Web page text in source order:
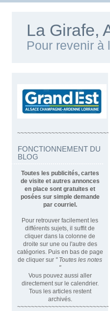
La Girafe,
Pour revenir à
FONCTIONNEMENT DU
BLOG
Toutes les publicités, cartes
de visite et autres annonces
en place sont gratuites et
posées sur simple demande
par courriel.
Pour retrouver facilement les
différents sujets, il suffit de
cliquer dans la colonne de
droite sur une ou l'autre des
catégories. Puis en bas de page
de cliquer sur " Toutes les notes
"
Vous pouvez aussi aller
directement sur le calendrier.
Tous les articles restent
archivés.